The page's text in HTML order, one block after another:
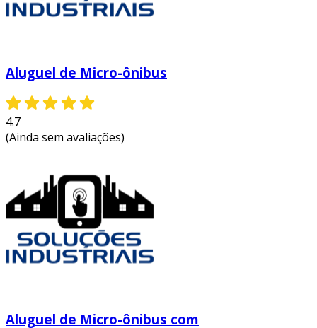
Aluguel de Micro-ônibus
4.7
(Ainda sem avaliações)
Aluguel de Micro-ônibus com